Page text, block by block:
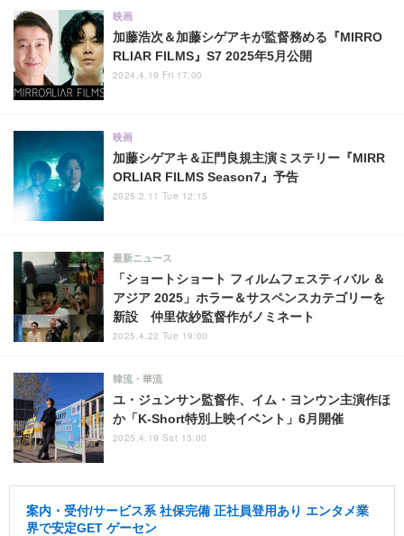
加藤浩次＆加藤シゲアキが監督務める『MIRRO
RLIAR FILMS』S7 2025年5月公開
映画
2024.4.19 Fri 17:00
加藤シゲアキ＆正門良規主演ミステリー『MIRR
ORLIAR FILMS Season7』予告
映画
2025.2.11 Tue 12:15
「ショートショート フィルムフェスティバル ＆
アジア 2025」ホラー＆サスペンスカテゴリーを
新設 仲里依紗監督作がノミネート
最新ニュース
2025.4.22 Tue 19:00
ユ・ジュンサン監督作、イム・ヨンウン主演作ほ
か「K-Short特別上映イベント」6月開催
韓流・華流
2025.4.19 Sat 13:00
案内・受付/サービス系 社保完備 正社員登用あり エンタメ業
界で安定GET ゲーセン